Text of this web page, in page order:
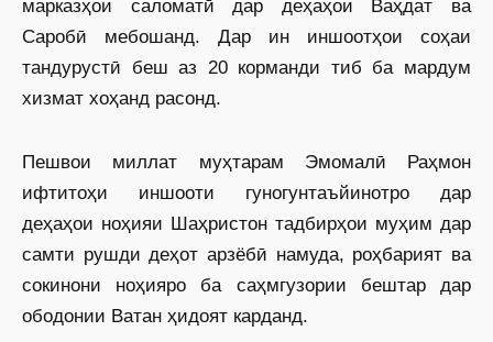
марказҳои саломатӣ дар деҳаҳои Ваҳдат ва
Саробӣ мебошанд. Дар ин иншоотҳои соҳаи
тандурустӣ беш аз 20 корманди тиб ба мардум
хизмат хоҳанд расонд.
Пешвои миллат муҳтарам Эмомалӣ Раҳмон
ифтитоҳи иншооти гуногунтаъйинотро дар
деҳаҳои ноҳияи Шаҳристон тадбирҳои муҳим дар
самти рушди деҳот арзёбӣ намуда, роҳбарият ва
сокинони ноҳияро ба саҳмгузории бештар дар
ободонии Ватан ҳидоят карданд.